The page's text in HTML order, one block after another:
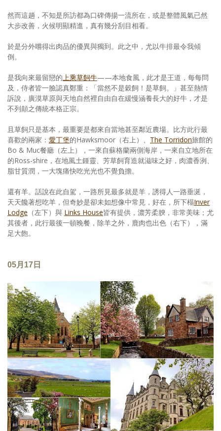
然而這趟，不知是所訪都為口碑傳揚一流所在，或是整體風氣已然
大步改善，火候明顯精進，真有幾分刮目相看。
於是分外嚐得出肉品的優異與獨到。此之中，尤以牛排最令我傾
倒。
是我向來最留戀的 上乘草飼牛——本地食風，此才是王道，每每問
及，侍者皆一臉認真鄭重：「當然不是穀飼！是草飼。」甚至熱情
訴說，廣漠草原與天地自然裡自由自在緩慢涵養長大的好牛，才是
不列顛之傳統本格正宗。
且草飼只是基本，最重要是都來自當地甚至鄰近農場。比方此行最
喜歡的兩家： 愛丁堡的Hawksmoor（右上）、 The Torridon旅館的
Bo & Muc餐廳（左上），一來自蘇格蘭兩側海岸，一來自立地所在
的Ross-shire，在地風土鍾靈、芳草飼育造就滋味之好，肉濃香洌、
脂甘質潤，一大塊痛快吃光光也不覺負擔。
還有羊。話說在此自駕，一路所見最多就是羊，誘得人一路垂涎，
天天饞著想吃羊，但奇妙是卻未如想像中常見，好在，所下榻Inver
Lodge （左下）與 Links House皆有提供，濃芳柔腴，非常美味；尤
其後者，此行最後一頓晚餐，除羊之外，鹿肉也出色（右下），滿
足大飽。
05月17日